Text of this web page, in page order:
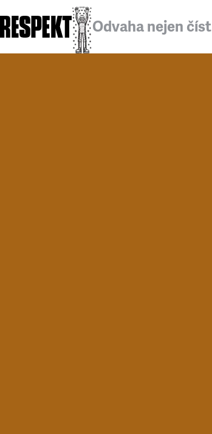
Odvaha nejen číst